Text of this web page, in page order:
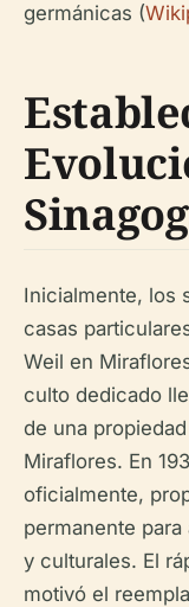
germánicas (
Inicialmente, los
casas
Weil en
culto dedicado
de una
Miraflores. En
oficialmente,
permanente
y culturales. El
motivó el